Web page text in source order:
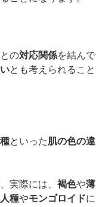
との対応関係を結んで
とも考えられること
といった肌の色の違
実際には、 褐色や薄
種やモンゴロイドに